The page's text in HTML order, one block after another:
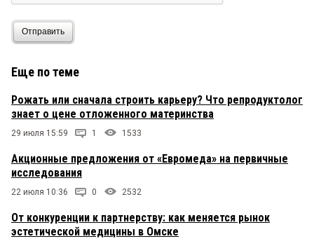
Отправить
Еще по теме
Рожать или сначала строить карьеру? Что репродуктолог
знает о цене отложенного материнства
29 июля 15:59 1 1533
Акционные предложения от «Евромеда» на первичные
исследования
22 июля 10:36 0 2532
От конкуренции к партнерству: как меняется рынок
эстетической медицины в Омске